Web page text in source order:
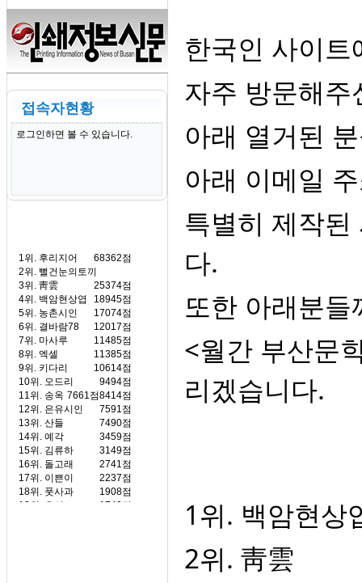
접속자현황
로그인하면 볼 수 있습니다.
1위. 후리지어
68362점
2위. 뻘건눈의토끼
25374점
3위. 靑雲
18945점
4위. 백암현상엽
17074점
5위. 농촌시인
12017점
6위. 결바람78
11485점
7위. 마사루
11385점
8위. 엑셀
10614점
9위. 키다리
9494점
10위. 오드리
8414점
11위. 송옥 7661점
12위. 은유시인
7591점
13위. 산들
7490점
14위. 예각
3459점
15위. 김류하
3149점
16위. 돌고래
2741점
17위. 이쁜이
2237점
18위. 풋사과
1908점
19위.
유성
1740점
한국인 사이
자주 방문해
아래 열거된
아래 이메일
특별히 제작
다.
또한 아래분들
<월간 부산문
리겠습니다.
1위. 백암현상
2위. 靑雲